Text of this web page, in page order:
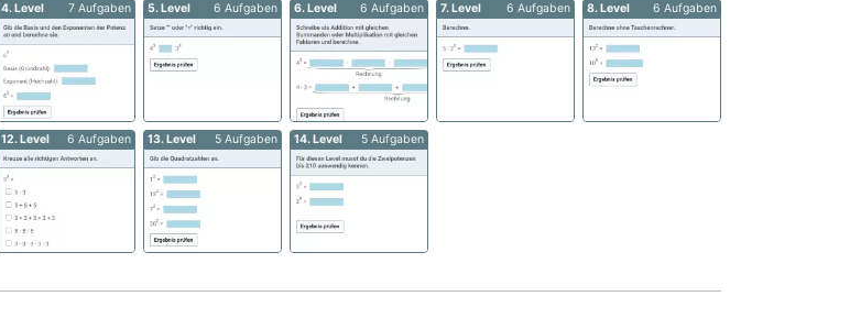
4. Level 7 Aufgaben 5. Level 6 Aufgaben 6. Level 6 Aufgaben 7. Level 6 Aufgaben 8. Level 6 Aufgaben
12. Level 6 Aufgaben 13. Level 5 Aufgaben 14. Level 5 Aufgaben